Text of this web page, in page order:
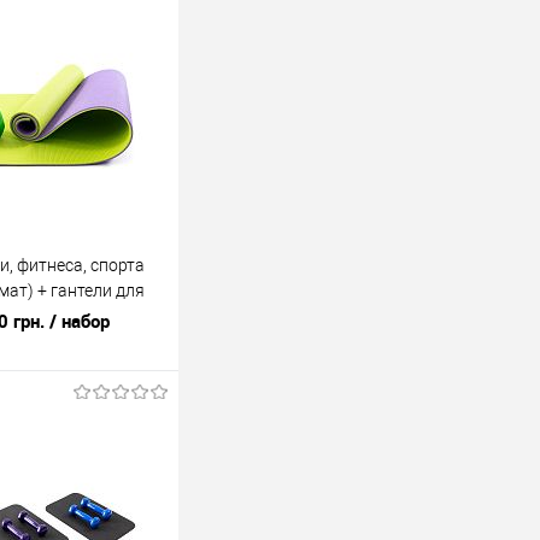
фитнеса, спорта
+ гантели для
OSPORT Set 78
грн. / набор
В наличии